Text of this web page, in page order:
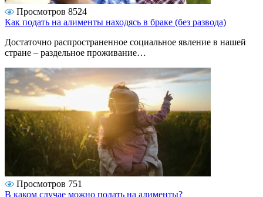
Просмотров 8524
Как подать на алименты находясь в браке (без развода)
Достаточно распространенное социальное явление в нашей
стране – раздельное проживание…
Просмотров 751
В каком случае можно подать на алименты?